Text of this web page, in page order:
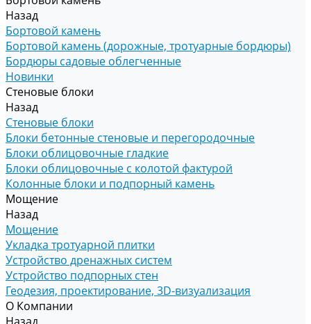
Назад
Бортовой камень
Бортовой камень (дорожные, тротуарные бордюры)
Бордюры садовые облегченные
Новинки
Стеновые блоки
Назад
Стеновые блоки
Блоки бетонные стеновые и перегородочные
Блоки облицовочные гладкие
Блоки облицовочные с колотой фактурой
Колонные блоки и подпорный камень
Мощение
Назад
Мощение
Укладка тротуарной плитки
Устройство дренажных систем
Устройство подпорных стен
Геодезия, проектирование, 3D-визуализация
О Компании